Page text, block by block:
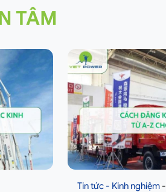
TÂM
Tin tức - Kinh nghiệm -